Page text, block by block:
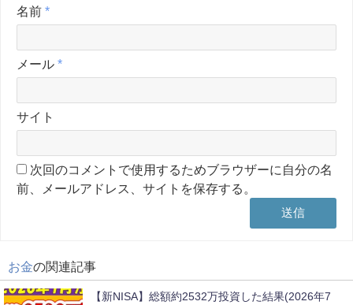
名前 *
メール *
サイト
次回のコメントで使用するためブラウザーに自分の名
前、メールアドレス、サイトを保存する。
お金の関連記事
【新NISA】総額約2532万投資した結果(2026年7